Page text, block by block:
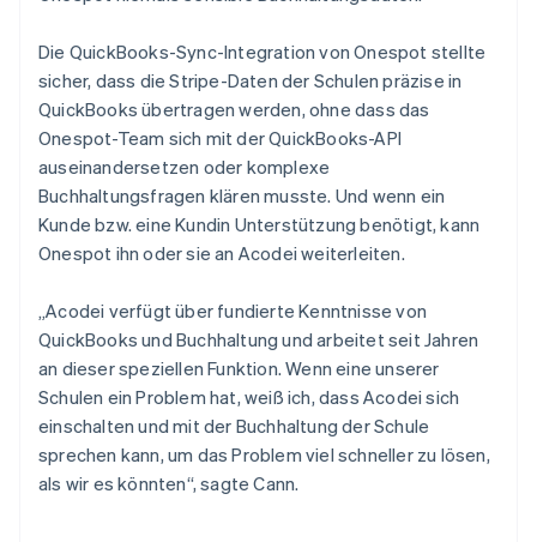
Die QuickBooks-Sync-Integration von Onespot stellte
sicher, dass die Stripe-Daten der Schulen präzise in
QuickBooks übertragen werden, ohne dass das
Onespot-Team sich mit der QuickBooks-API
auseinandersetzen oder komplexe
Buchhaltungsfragen klären musste. Und wenn ein
Kunde bzw. eine Kundin Unterstützung benötigt, kann
Onespot ihn oder sie an Acodei weiterleiten.
„Acodei verfügt über fundierte Kenntnisse von
QuickBooks und Buchhaltung und arbeitet seit Jahren
an dieser speziellen Funktion. Wenn eine unserer
Schulen ein Problem hat, weiß ich, dass Acodei sich
einschalten und mit der Buchhaltung der Schule
sprechen kann, um das Problem viel schneller zu lösen,
als wir es könnten“, sagte Cann.